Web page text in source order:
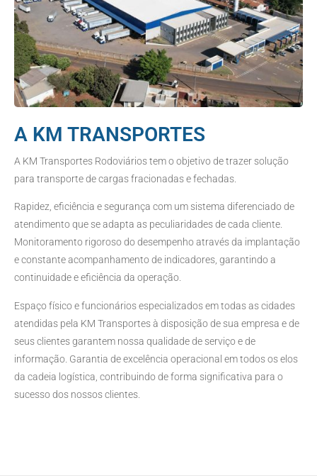
A KM TRANSPORTES
A KM Transportes Rodoviários tem o objetivo de trazer solução
para transporte de cargas fracionadas e fechadas.
Rapidez, eficiência e segurança com um sistema diferenciado de
atendimento que se adapta as peculiaridades de cada cliente.
Monitoramento rigoroso do desempenho através da implantação
e constante acompanhamento de indicadores, garantindo a
continuidade e eficiência da operação.
Espaço físico e funcionários especializados em todas as cidades
atendidas pela KM Transportes à disposição de sua empresa e de
seus clientes garantem nossa qualidade de serviço e de
informação. Garantia de excelência operacional em todos os elos
da cadeia logística, contribuindo de forma significativa para o
sucesso dos nossos clientes.